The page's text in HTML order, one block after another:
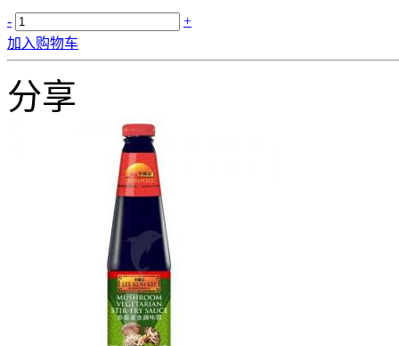
-
+
加入购物车
分享